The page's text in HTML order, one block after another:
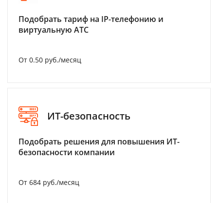
Подобрать тариф на IP-телефонию и
виртуальную АТС
От 0.50 руб./месяц
ИТ-безопасность
Подобрать решения для повышения ИТ-
безопасности компании
От 684 руб./месяц